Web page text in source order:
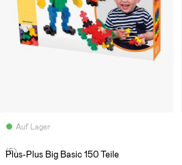
Auf Lager
(5)
Plus-Plus Big Basic 150 Teile